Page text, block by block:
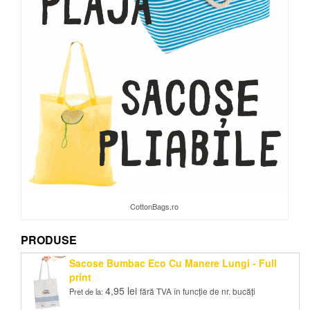
CottonBags.ro
PRODUSE
Sacose Bumbac Eco Cu Manere Lungi - Full
print
Pret de la: 4,95 lei fără TVA în funcție de nr. bucăți